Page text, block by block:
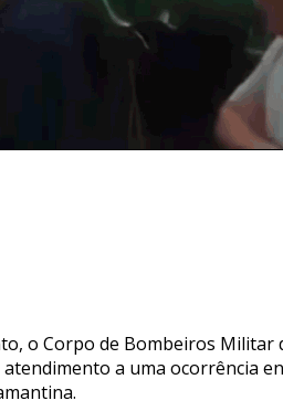
o Corpo de Bombeiros Militar
a uma ocorrência